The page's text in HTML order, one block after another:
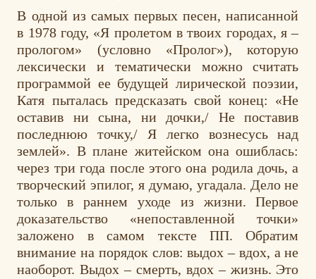
В одной из самых первых песен, написанной
в 1978 году, «Я пролетом в твоих городах, я –
прологом» (условно «Пролог»), которую
лексически и тематически можно считать
программой ее будущей лирической поэзии,
Катя пыталась предсказать свой конец: «Не
оставив ни сына, ни дочки,/ Не поставив
последнюю точку,/ Я легко вознесусь над
землей». В плане житейском она ошиблась:
через три года после этого она родила дочь, а
творческий эпилог, я думаю, угадала. Дело не
только в раннем уходе из жизни. Первое
доказательство «непоставленной точки»
заложено в самом тексте ПП. Обратим
внимание на порядок слов: выдох – вдох, а не
наоборот. Выдох – смерть, вдох – жизнь. Это